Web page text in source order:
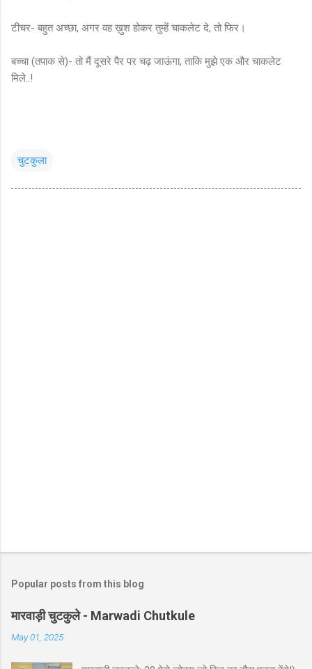
टीचर- बहुत अच्छा, अगर वह ख़ुश होकर तुम्हें चाकलेट दे, तो फिर।
बच्चा (तपाक से)- तो मैं दूसरे पैर पर चढ़ जाऊंगा, ताकि मुझे एक और चाकलेट
मिले..!
चुटकुला
Popular posts from this blog
मारवाड़ी चुटकुले - Marwadi Chutkule
May 01, 2025